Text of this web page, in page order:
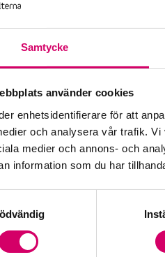
Samtycke
använder cookies
enhetsidentifierare för att
och analysera vår trafik.
medier och annons- och
information som du har